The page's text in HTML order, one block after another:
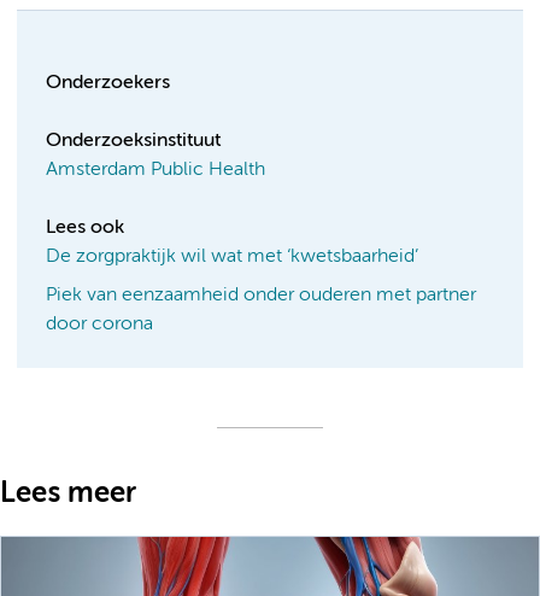
Onderzoekers
Onderzoeksinstituut
Amsterdam Public Health
Lees ook
De zorgpraktijk wil wat met ‘kwetsbaarheid’
Piek van eenzaamheid onder ouderen met partner
door corona
Lees meer